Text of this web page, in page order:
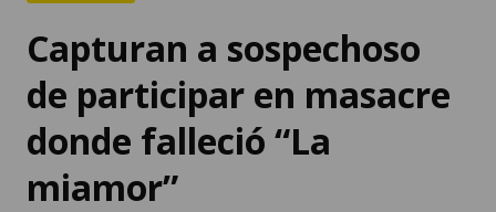
Capturan a sospechoso
de participar en masacre
donde falleció “La
miamor”